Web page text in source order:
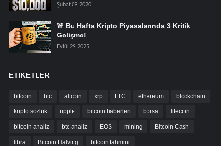
Şubat 09, 2020
🚨 Bu Hafta Kripto Piyasalarında 3 Kritik
Gelişme!
Eylül 29, 2025
ETIKETLER
bitcoin btc altcoin xrp LTC ethereum blockchain
kripto sözlük ripple bitcoin haberleri borsa litecoin
bitcoin analiz btc analiz EOS mining Bitcoin Cash
libra Bitcoin Halving bitcoin tahmini